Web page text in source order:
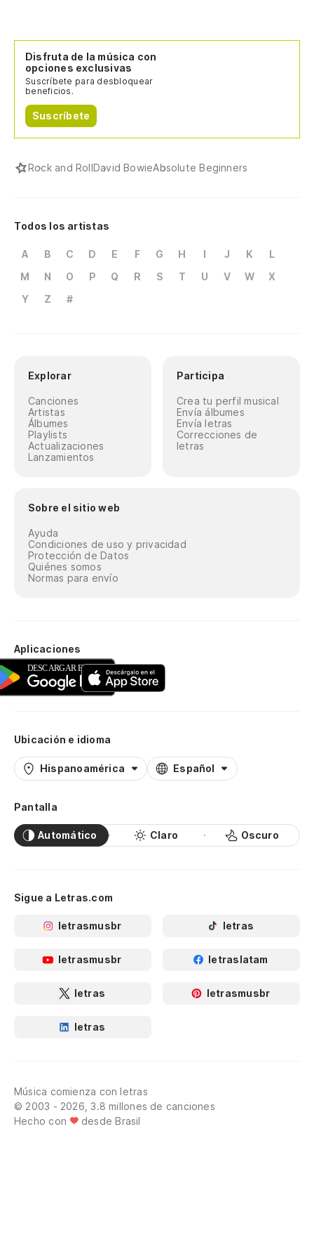
Disfruta de la música con
opciones exclusivas
Suscríbete para desbloquear
beneficios.
Suscríbete
Rock and RollDavid BowieAbsolute Beginners
Todos los artistas
A B C D E F G H I J K
L
M
N O P Q R S T U V W
X
Y
Z #
Explorar
Canciones
Artistas
Álbumes
Playlists
Actualizaciones
Lanzamientos
Participa
Crea tu perfil musical
Envía álbumes
Envía letras
Correcciones de
letras
Sobre el sitio web
Ayuda
Condiciones de uso y privacidad
Protección de Datos
Quiénes somos
Normas para envío
Aplicaciones
Ubicación e idioma
Hispanoamérica Español
Pantalla
Automático Claro Oscuro
Sigue a Letras.com
letrasmusbr letras
letrasmusbr letraslatam
letras letrasmusbr
letras
Música comienza con letras
© 2003 - 2026, 3.8 millones de canciones
Hecho con
desde Brasil